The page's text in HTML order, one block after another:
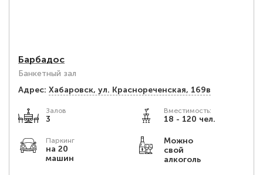
Барбадос
Банкетный зал
Адрес: Хабаровск, ул. Краснореченская, 169в
Залов
3
Вместимость:
18 - 120 чел.
Паркинг
на 20
машин
Можно
свой
алкоголь